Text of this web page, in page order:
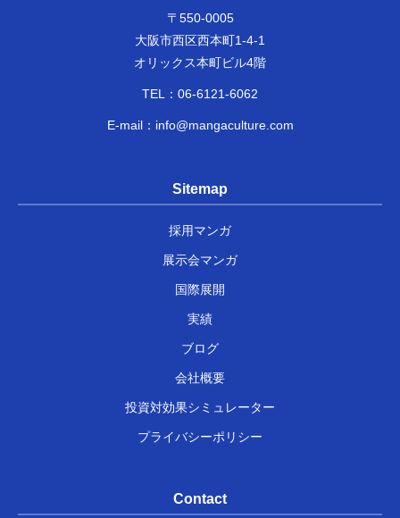
〒550-0005
大阪市西区西本町1-4-1
オリックス本町ビル4階
TEL： 06-6121-6062
E-mail： info@mangaculture.com
Sitemap
採用マンガ
展示会マンガ
国際展開
実績
ブログ
会社概要
投資対効果シミュレーター
プライバシーポリシー
Contact